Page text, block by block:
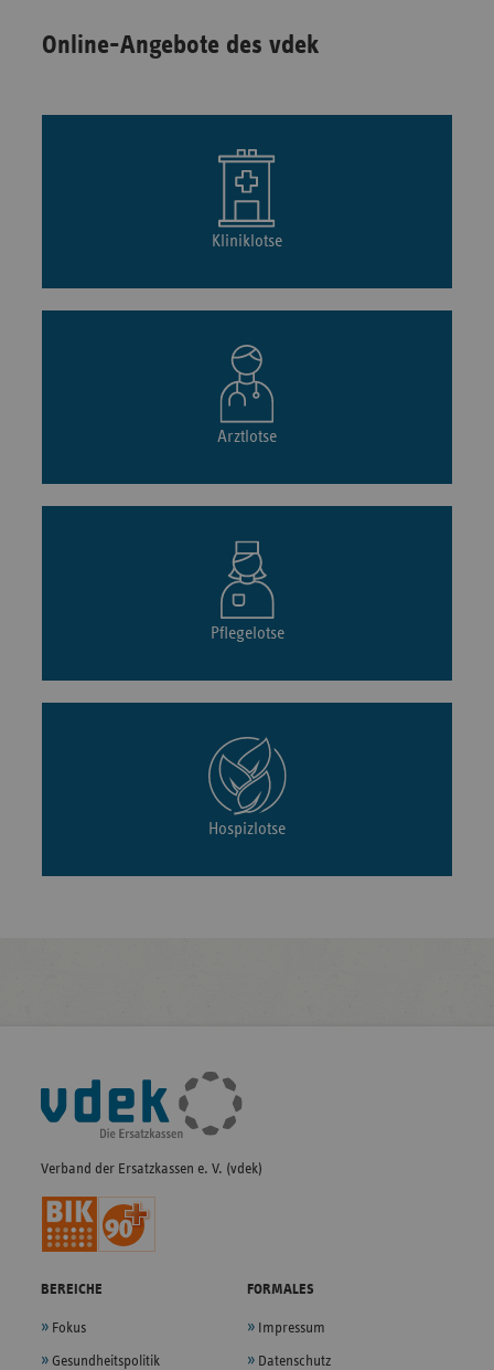
Online-Angebote des vdek
Kliniklotse
Arztlotse
Pflegelotse
Hospizlotse
Fußleisten-
Navigation
Verband der Ersatzkassen e. V. (vdek)
BEREICHE
Fokus
Gesundheitspolitik
FORMALES
Impressum
Datenschutz